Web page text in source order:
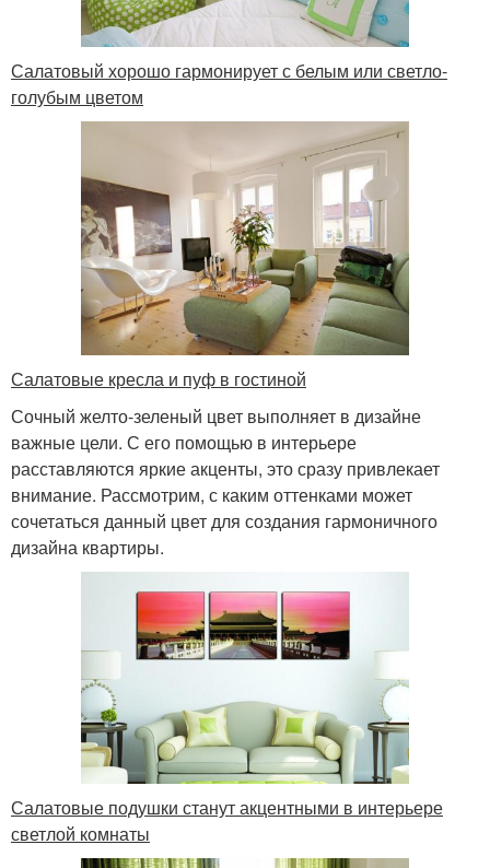
Салатовый хорошо гармонирует с белым или светло-
голубым цветом
Салатовые кресла и пуф в гостиной
Сочный желто-зеленый цвет выполняет в дизайне
важные цели. С его помощью в интерьере
расставляются яркие акценты, это сразу привлекает
внимание. Рассмотрим, с каким оттенками может
сочетаться данный цвет для создания гармоничного
дизайна квартиры.
Салатовые подушки станут акцентными в интерьере
светлой комнаты